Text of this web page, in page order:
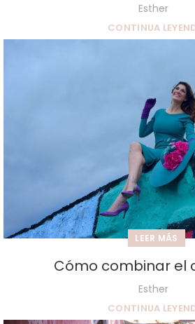
Esther
CONTINUA
LEER MÁS
Cómo combinar el
Esther
CONTINUA